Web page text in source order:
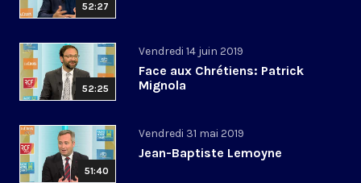
52:27
52:25
Vendredi 14 juin 2019
Face aux Chrétiens: Patrick
Mignola
51:40
Vendredi 31 mai 2019
Jean-Baptiste Lemoyne